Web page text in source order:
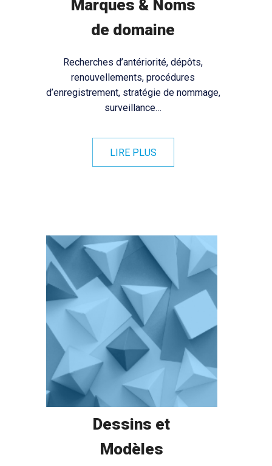
Marques & Noms
de domaine
Recherches d’antériorité, dépôts,
renouvellements, procédures
d’enregistrement, stratégie de nommage,
surveillance…
LIRE PLUS
Dessins et
Modèles